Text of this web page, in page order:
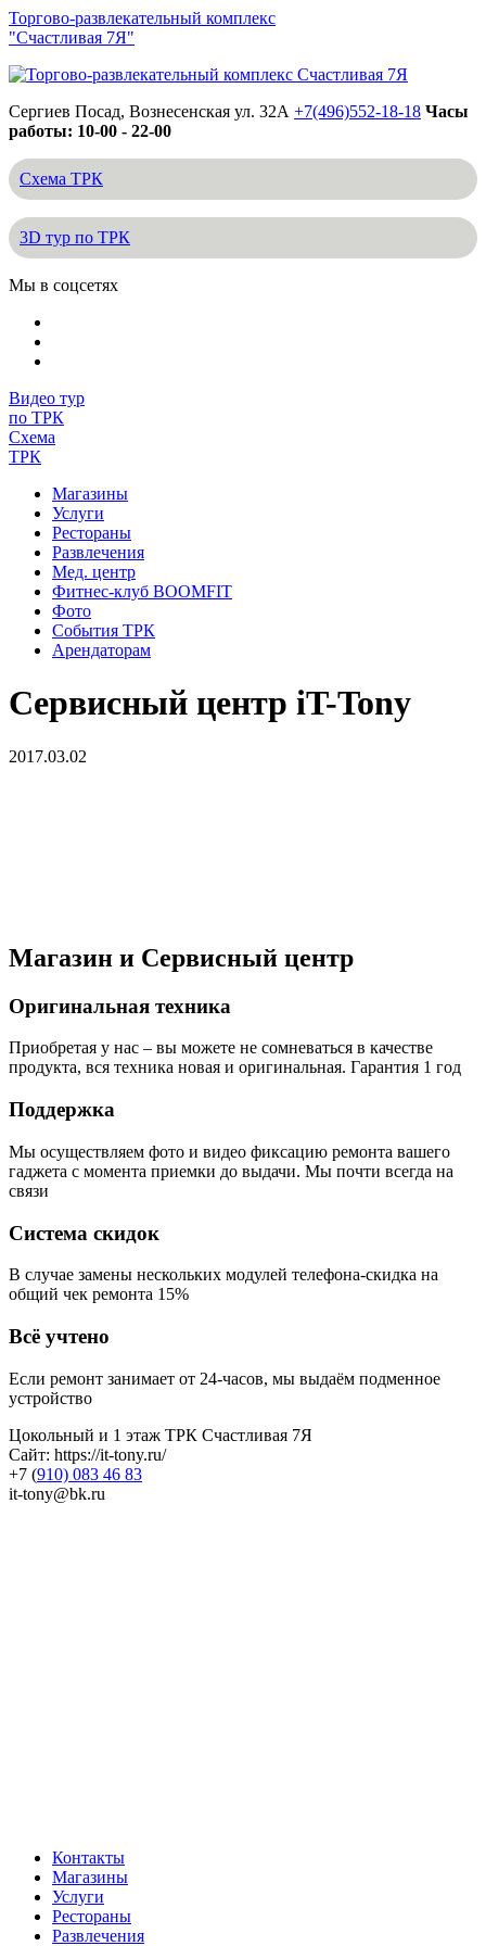
Торгово-развлекательный комплекс
"Счастливая 7Я"
Сергиев Посад, Вознесенская ул. 32А +7(496)552-18-18 Часы
работы: 10-00 - 22-00
Схема ТРК
3D тур по ТРК
Мы в соцсетях
Видео тур
по ТРК
Схема
ТРК
Магазины
Услуги
Рестораны
Развлечения
Мед. центр
Фитнес-клуб BOOMFIT
Фото
События ТРК
Арендаторам
Сервисный центр iT-Tony
2017.03.02
Магазин и Сервисный центр
Оригинальная техника
Приобретая у нас – вы можете не сомневаться в качестве
продукта, вся техника новая и оригинальная. Гарантия 1 год
Поддержка
Мы осуществляем фото и видео фиксацию ремонта вашего
гаджета с момента приемки до выдачи. Мы почти всегда на
связи
Система скидок
В случае замены нескольких модулей телефона-скидка на
общий чек ремонта 15%
Всё учтено
Если ремонт занимает от 24-часов, мы выдаём подменное
устройство
Цокольный и 1 этаж ТРК Счастливая 7Я
Сайт: https://it-tony.ru/
+7 (910) 083 46 83
it-tony@bk.ru
Контакты
Магазины
Услуги
Рестораны
Развлечения